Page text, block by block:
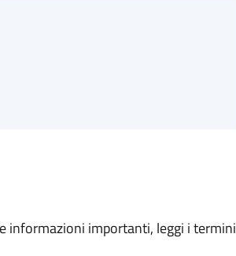
informazioni importanti, leggi i termini